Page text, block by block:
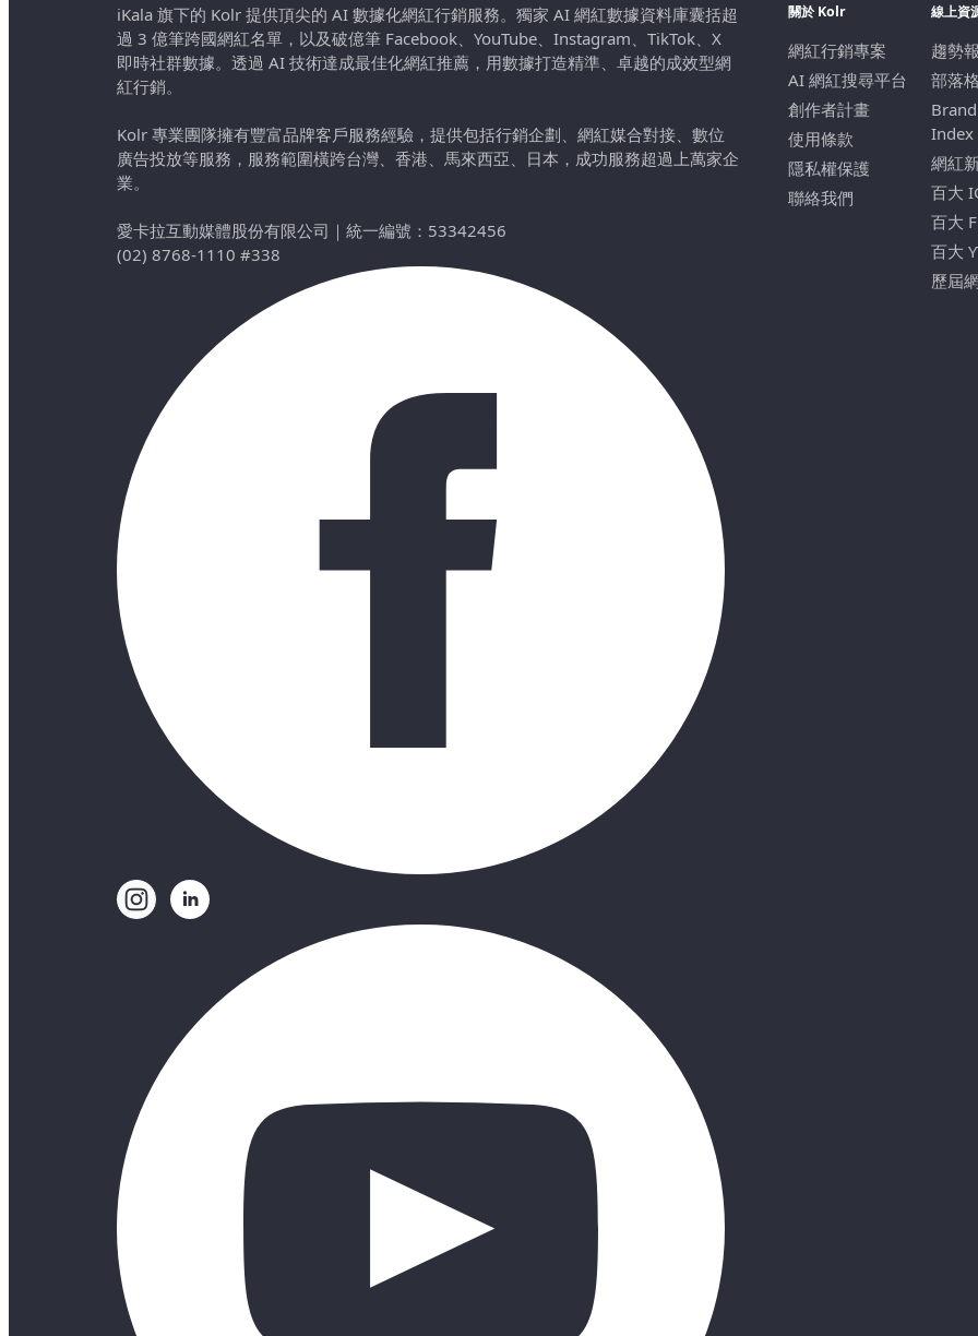
iKala 旗下的 Kolr 提供頂尖的 AI 數據化網紅行銷服務。獨家 AI 網紅數據資料庫囊括超
過 3 億筆跨國網紅名單，以及破億筆 Facebook、YouTube、Instagram、TikTok、X
即時社群數據。透過 AI 技術達成最佳化網紅推薦，用數據打造精準、卓越的成效型網
紅行銷。
Kolr 專業團隊擁有豐富品牌客戶服務經驗，提供包括行銷企劃、網紅媒合對接、數位
廣告投放等服務，服務範圍橫跨台灣、香港、馬來西亞、日本，成功服務超過上萬家企
業。
愛卡拉互動媒體股份有限公司 ｜ 統一編號：53342456
(02) 8768-1110 #338
關於 Kolr
網紅行銷專案
AI 網紅搜尋平台
創作者計畫
使用條款
隱私權保護
聯絡我們
線上資
趨勢
部落格
Index
網紅
百大
百大
百大
歷屆